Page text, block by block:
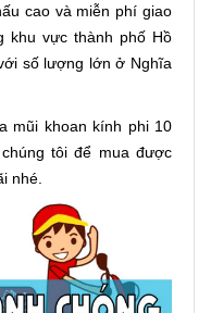
cao và miễn phí giao
khu vực thành phố Hồ
số lượng lớn ở Nghĩa
mũi khoan kính phi 10
tôi để mua được
nhé.